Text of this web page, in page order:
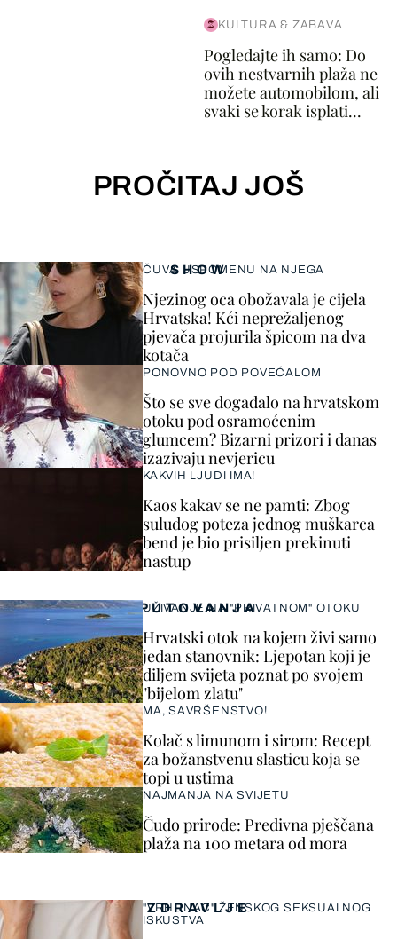
KULTURA & ZABAVA
Pogledajte ih samo: Do
ovih nestvarnih plaža ne
možete automobilom, ali
svaki se korak isplati...
PROČITAJ JOŠ
SHOW
ČUVA USPOMENU NA NJEGA
Njezinog oca obožavala je cijela
Hrvatska! Kći neprežaljenog
pjevača projurila špicom na dva
kotača
PONOVNO POD POVEĆALOM
Što se sve događalo na hrvatskom
otoku pod osramoćenim
glumcem? Bizarni prizori i danas
izazivaju nevjericu
KAKVIH LJUDI IMA!
Kaos kakav se ne pamti: Zbog
suludog poteza jednog muškarca
bend je bio prisiljen prekinuti
nastup
ZDRAVLJE
"VRHUNAC" ŽENSKOG SEKSUALNOG
ISKUSTVA
PUTOVANJA
UŽIVANJE NA "PRIVATNOM" OTOKU
Hrvatski otok na kojem živi samo
jedan stanovnik: Ljepotan koji je
diljem svijeta poznat po svojem
"bijelom zlatu"
MA, SAVRŠENSTVO!
Kolač s limunom i sirom: Recept
za božanstvenu slasticu koja se
topi u ustima
NAJMANJA NA SVIJETU
Čudo prirode: Predivna pješčana
plaža na 100 metara od mora